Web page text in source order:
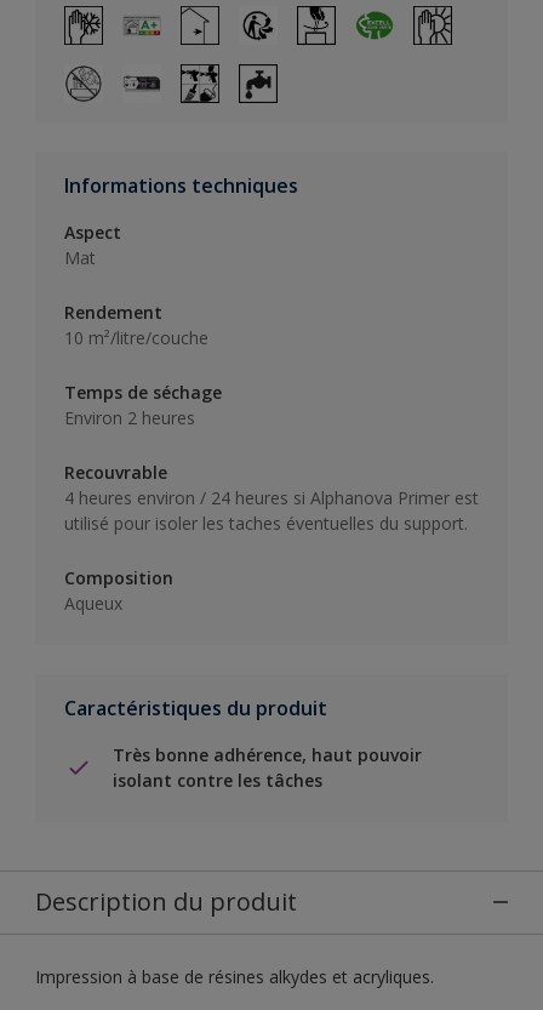
Informations techniques
Aspect
Mat
Rendement
10 m²/litre/couche
Temps de séchage
Environ 2 heures
Recouvrable
4 heures environ / 24 heures si Alphanova Primer est
utilisé pour isoler les taches éventuelles du support.
Composition
Aqueux
Caractéristiques du produit
Très bonne adhérence, haut pouvoir
isolant contre les tâches
Description du produit
Impression à base de résines alkydes et acryliques.